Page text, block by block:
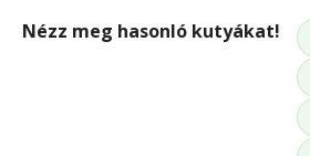
Nézz meg hasonló kutyákat!